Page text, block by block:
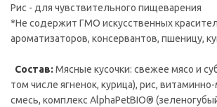
Рис - для чувствительного пищеварения
*Не содержит ГМО искусственных
ароматизаторов, консервантов, пшеницу,
Состав: Мясные кусочки: свежее мясо и
том числе ягненок, курица), рис,
смесь, комплекс AlphaPetBIO®